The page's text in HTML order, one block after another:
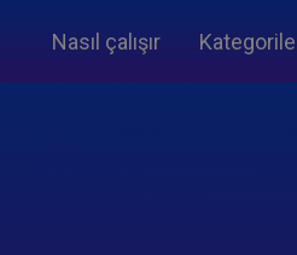
Nasıl çalışır